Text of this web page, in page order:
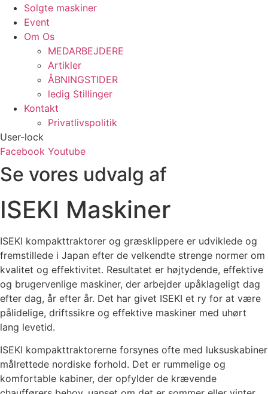
Solgte maskiner
Event
Om Os
MEDARBEJDERE
Artikler
ÅBNINGSTIDER
ledig Stillinger
Kontakt
Privatlivspolitik
User-lock
Facebook Youtube
Se vores udvalg af
ISEKI Maskiner
ISEKI kompakttraktorer og græsklippere er udviklede og
fremstillede i Japan efter de velkendte strenge normer om
kvalitet og effektivitet. Resultatet er højtydende, effektive
og brugervenlige maskiner, der arbejder upåklageligt dag
efter dag, år efter år. Det har givet ISEKI et ry for at være
pålidelige, driftssikre og effektive maskiner med uhørt
lang levetid.
ISEKI kompakttraktorerne forsynes ofte med luksuskabiner
målrettede nordiske forhold. Det er rummelige og
komfortable kabiner, der opfylder de krævende